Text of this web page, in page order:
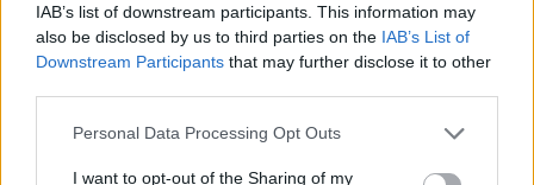
IAB’s list of downstream participants. This information may
also be disclosed by us to third parties on the IAB’s List of
Downstream Participants that may further disclose it to other
Please note that this website/app uses one or more Google
not limited to your visit or usage behaviour. You may click to
Personal Data Processing Opt Outs
I want to opt-out of the Sharing of my